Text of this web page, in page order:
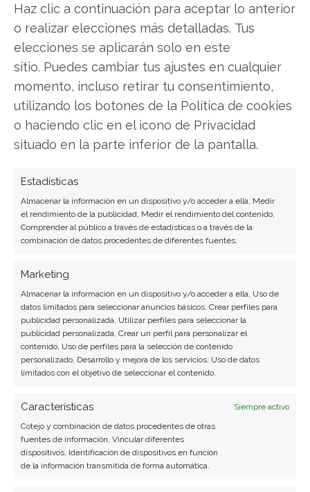
Haz clic a continuación para aceptar lo anterior
o realizar elecciones más detalladas. Tus
elecciones se aplicarán solo en este
sitio. Puedes cambiar tus ajustes en cualquier
momento, incluso retirar tu consentimiento,
utilizando los botones de la Política de cookies
o haciendo clic en el icono de Privacidad
situado en la parte inferior de la pantalla.
Estadísticas
Almacenar la información en un dispositivo y/o acceder a ella, Medir
el rendimiento de la publicidad, Medir el rendimiento del contenido,
Comprender al público a través de estadísticas o a través de la
combinación de datos procedentes de diferentes fuentes.
Marketing
Almacenar la información en un dispositivo y/o acceder a ella, Uso de
datos limitados para seleccionar anuncios básicos, Crear perfiles para
publicidad personalizada, Utilizar perfiles para seleccionar la
publicidad personalizada, Crear un perfil para personalizar el
contenido, Uso de perfiles para la selección de contenido
personalizado, Desarrollo y mejora de los servicios, Uso de datos
limitados con el objetivo de seleccionar el contenido.
Características
Siempre activo
Cotejo y combinación de datos procedentes de otras
fuentes de información, Vincular diferentes
dispositivos, Identificación de dispositivos en función
de la información transmitida de forma automática.